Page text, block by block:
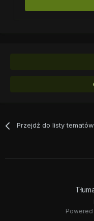
Przejdź do listy tematów